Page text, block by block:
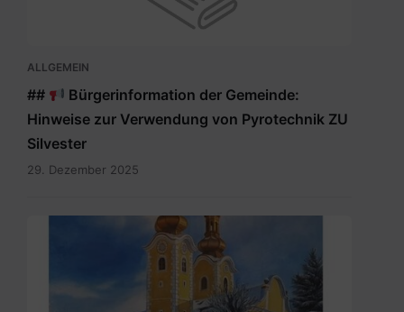
ALLGEMEIN
##
Bürgerinformation der Gemeinde:
Hinweise zur Verwendung von Pyrotechnik ZU
Silvester
29. Dezember 2025